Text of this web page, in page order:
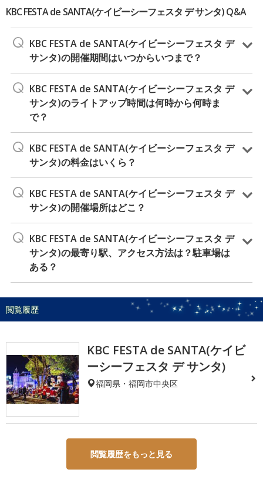
KBC FESTA de SANTA(ケイビーシーフェスタ デ サンタ) Q&A
KBC FESTA de SANTA(ケイビーシーフェスタ デ
サンタ)の開催期間はいつからいつまで？
KBC FESTA de SANTA(ケイビーシーフェスタ デ
サンタ)のライトアップ時間は何時から何時ま
で？
KBC FESTA de SANTA(ケイビーシーフェスタ デ
サンタ)の料金はいくら？
KBC FESTA de SANTA(ケイビーシーフェスタ デ
サンタ)の開催場所はどこ？
KBC FESTA de SANTA(ケイビーシーフェスタ デ
サンタ)の最寄り駅、アクセス方法は？駐車場は
ある？
閲覧履歴
KBC FESTA de SANTA(ケイビ
ーシーフェスタ デ サンタ)
福岡県・福岡市中央区
閲覧履歴をもっと見る